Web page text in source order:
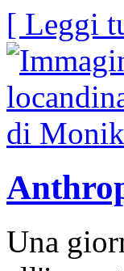
[ Leggi
Una